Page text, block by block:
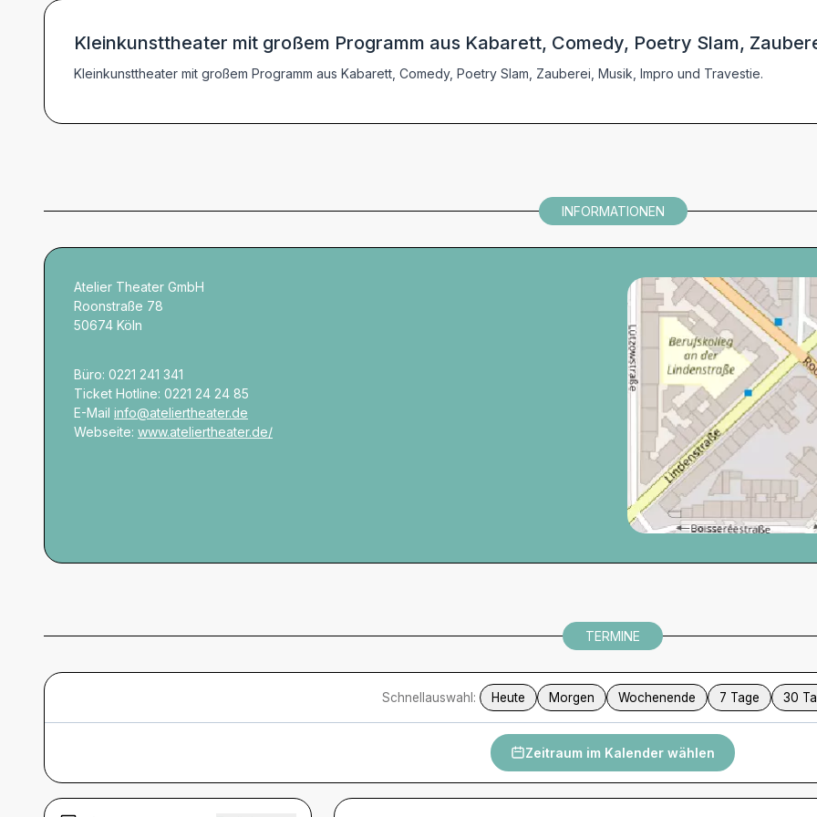
Kleinkunsttheater mit großem Programm aus Kabarett, Comedy, Poetry Slam,
Kleinkunsttheater mit großem Programm aus Kabarett, Comedy, Poetry Slam, Zauberei, Musik, Impro und Travestie.
INFORMATIONEN
Atelier Theater GmbH
Roonstraße 78
50674 Köln
Büro: 0221 241 341
Ticket Hotline: 0221 24 24 85
E-Mail info@ateliertheater.de
Webseite: www.ateliertheater.de/
TERMINE
Schnellauswahl: Heute Morgen Wochenende 7 Tage 30
Zeitraum im Kalender wählen